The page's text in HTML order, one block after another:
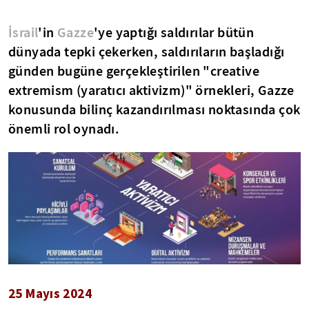
İsrail'in Gazze'ye yaptığı saldırılar bütün
dünyada tepki çekerken, saldırıların başladığı
günden bugüne gerçekleştirilen "creative
extremism (yaratıcı aktivizm)" örnekleri, Gazze
konusunda bilinç kazandırılması noktasında çok
önemli rol oynadı.
25 Mayıs 2024